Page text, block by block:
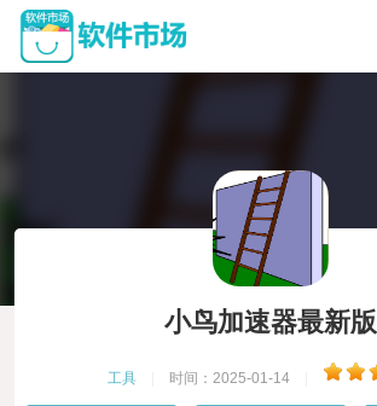
小鸟加速器最新版
工具 时间：2025-01-14